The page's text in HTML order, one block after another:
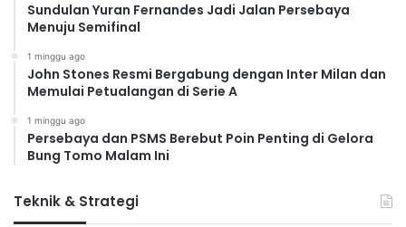
Sundulan Yuran Fernandes Jadi Jalan Persebaya
Menuju Semifinal
1 minggu ago
John Stones Resmi Bergabung dengan Inter Milan dan
Memulai Petualangan di Serie A
1 minggu ago
Persebaya dan PSMS Berebut Poin Penting di Gelora
Bung Tomo Malam Ini
Teknik & Strategi